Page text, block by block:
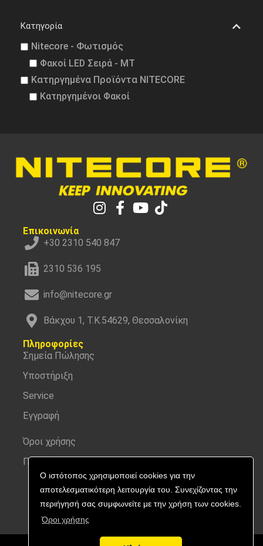
Ο ιστότοπος χρησιμοποιεί cookies για την
αποτελεσματικότερη λειτουργία του. Συνεχίζοντας την
περιήγησή σας συμφωνείτε με την χρήση των cookies.
Όροι χρήσης
Κατηγορία
Nitecore - Φωτισμός
Φακοί LED Σειρά - MT
Κατηργημένα Προϊόντα NITECORE
Κατηργημένοι Φακοί
Επικοινωνία
+30 2310 540 847
2310 536 195
info@nitecore.gr
Βάκχου 1, Τ.Κ.54629, Θεσσαλονίκη
Πληροφορίες
Σημεία Πώλησης
Υποστήριξη
Service
Εγγραφή
Όροι χρήσης
Προσωπικά δεδομένα